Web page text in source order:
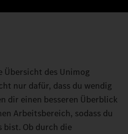
Übersicht des Unimog
nur dafür, dass du wendig
dir einen besseren Überblick
Arbeitsbereich, sodass du
bist. Ob durch die